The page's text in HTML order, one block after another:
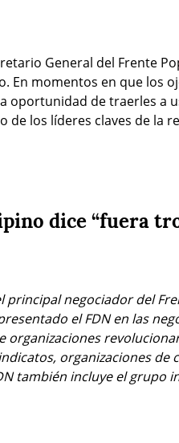
General del Frente
En momentos en que los
oportunidad de traerles a
los líderes claves de la
dice “fuera
principal negociador del
el FDN en las
organizaciones
organizaciones de
también incluye el grupo